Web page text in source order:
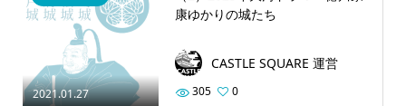
2021.01.27
康ゆかりの城たち
CASTLE SQUARE 運営
305 0